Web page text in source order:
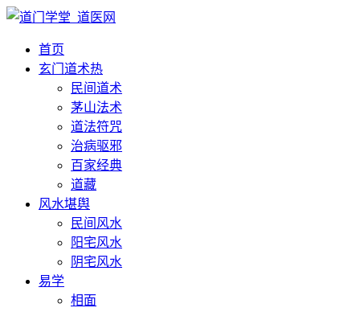
首页
玄门道术热
民间道术
茅山法术
道法符咒
治病驱邪
百家经典
道藏
风水堪舆
民间风水
阳宅风水
阴宅风水
易学
相面